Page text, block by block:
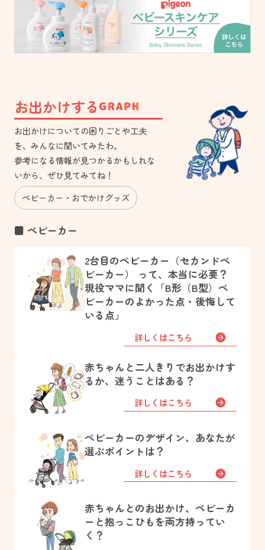
お出かけする
お出かけについての困りごとや工夫
を、みんなに聞いてみたわ。
参考になる情報が見つかるかもしれな
いから、ぜひ見てみてね！
ベビーカー
おでかけグッズ
■ ベビーカー
2台目のベビーカー（セカンドベ
ビーカー） って、本当に必要？
現役ママに聞く「B形（B型）ベ
ビーカーのよかった点・後悔して
いる点」
詳しくはこちら
赤ちゃんと二人きりでお出かけす
るか、迷うことはある？
詳しくはこちら
ベビーカーのデザイン、あなたが
選ぶポイントは？
詳しくはこちら
赤ちゃんとのお出かけ、ベビーカ
ーと抱っこひもを両方持ってい
く？